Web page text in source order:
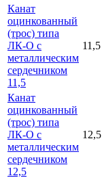
Канат
оцинкованный
(трос) типа
ЛК-О с
металлическим
сердечником
11,5
11,5
Канат
оцинкованный
(трос) типа
ЛК-О с
металлическим
сердечником
12,5
12,5